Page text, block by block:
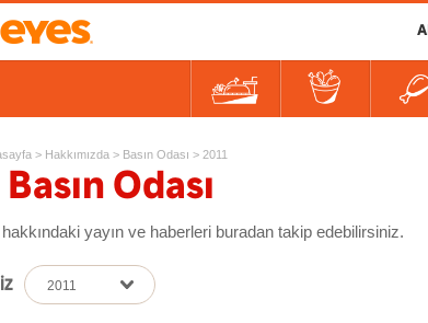
İçecekler Soslar
> Hakkımızda > Basın Odası > 2011
Basın Odası
hakkındaki yayın ve haberleri buradan takip edebilirsiniz.
2011